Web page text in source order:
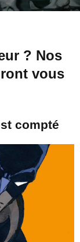
? Nos
vous
compté